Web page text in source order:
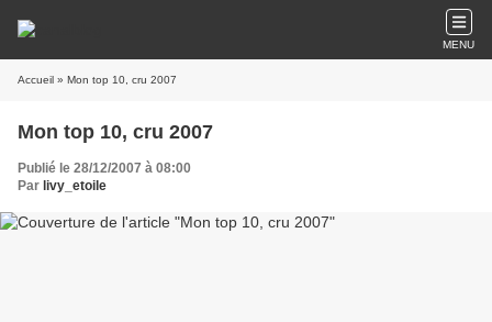
MENU
Accueil » Mon top 10, cru 2007
Mon top 10, cru 2007
Publié le 28/12/2007 à 08:00
Par livy_etoile